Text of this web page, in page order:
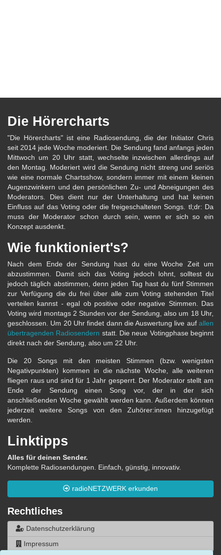
Die Hörercharts
"Die Hörercharts" ist eine Radiosendung, die der Initiator Chris
seit 2014 jede Woche moderiert. Die Sendung fand anfangs jeden
Mittwoch um 20 Uhr statt, wechselte inzwischen allerdings auf
den Montag. Moderiert wird die Sendung nicht streng und seriös
wie eine normale Chartsshow, sondern immer mit einem kleinen
Augenzwinkern und den persönlichen Zu- und Abneigungen des
Moderators. Dies dient nur der Unterhaltung und hat keinen
Einfluss auf das Voting oder die freigeschalteten Songs. tl;dr: Da
muss der Moderator schon durch sein, wenn er sich so ein
Konzept ausdenkt.
Wie funktioniert's?
Nach dem Ende der Sendung hast du eine Woche Zeit um
abzustimmen. Damit sich das Voting jedoch lohnt, solltest du
jedoch täglich abstimmen, denn jeden Tag hast du fünf Stimmen
zur Verfügung die du frei über alle zum Voting stehenden Titel
verteilen kannst - egal ob positive oder negative Stimmen. Das
Voting wird montags 2 Stunden vor der Sendung, also um 18 Uhr,
geschlossen. Um 20 Uhr findet dann die Auswertung live auf allen
übertragenden Radiosendern statt. Die neue Votingphase beginnt
direkt nach der Sendung, also um 22 Uhr.
Die 20 Songs mit den meisten Stimmen (bzw. wenigsten
Negativpunkten) kommen in die nächste Woche, alle weiteren
fliegen raus und sind für 1 Jahr gesperrt. Der Moderator stellt am
Ende der Sendung einen Song vor, der in der sich
anschließenden Woche gewählt werden kann. Außerdem können
jederzeit weitere Songs von den Zuhörer:innen hinzugefügt
werden.
Linktipps
Alles für deinen Sender.
Komplette Radiosendungen. Einfach, günstig, innovativ.
radioNETZWERK erkunden
Rechtliches
Datenschutzerklärung
Impressum